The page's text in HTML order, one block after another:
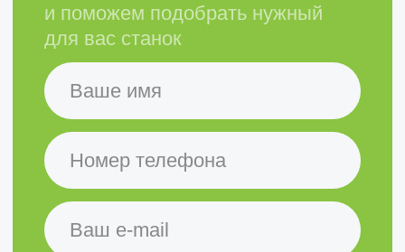
Керченская, дом 13, офис 319
Проложить маршрут
Остались вопросы?
Вы можете написать нам, а наш
менеджер ответит на любые